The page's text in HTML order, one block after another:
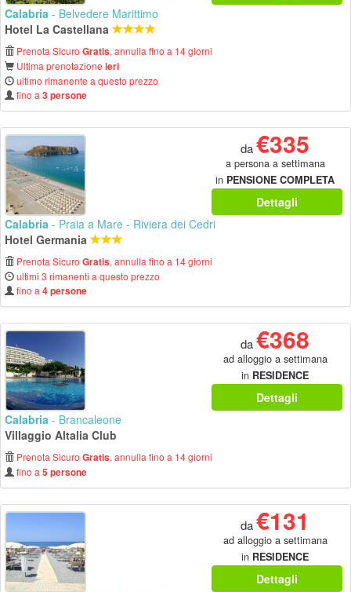
Calabria - Belvedere Marittimo
Hotel La Castellana
Prenota Sicuro Gratis, annulla fino a 14 giorni
Ultima prenotazione ieri
ultimo rimanente a questo prezzo
fino a 3 persone
da€335
a persona a settimana
in PENSIONE COMPLETA
Dettagli
Calabria - Praia a Mare - Riviera dei Cedri
Hotel Germania
Prenota Sicuro Gratis, annulla fino a 14 giorni
ultimi 3 rimanenti a questo prezzo
fino a 4 persone
da€368
ad alloggio a settimana
in RESIDENCE
Dettagli
Calabria - Brancaleone
Villaggio Altalia Club
Prenota Sicuro Gratis, annulla fino a 14 giorni
fino a 5 persone
da€131
ad alloggio a settimana
in RESIDENCE
Dettagli